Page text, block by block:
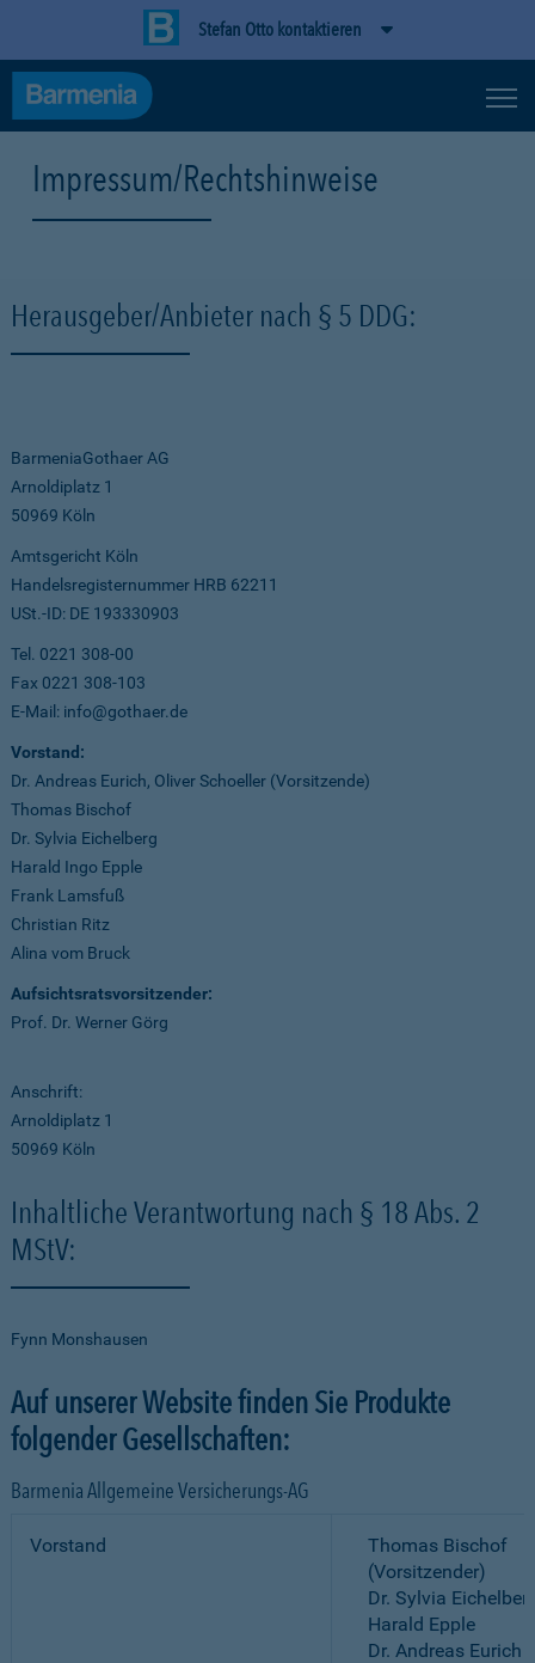
Stefan Otto kontaktieren
Impressum/Rechtshinweise
Herausgeber/Anbieter nach § 5 DDG:
BarmeniaGothaer AG
Arnoldiplatz 1
50969 Köln
Amtsgericht Köln
Handelsregisternummer HRB 62211
USt.-ID: DE 193330903
Tel. 0221 308-00
Fax 0221 308-103
E-Mail: info@gothaer.de
Vorstand:
Dr. Andreas Eurich, Oliver Schoeller (Vorsitzende)
Thomas Bischof
Dr. Sylvia Eichelberg
Harald Ingo Epple
Frank Lamsfuß
Christian Ritz
Alina vom Bruck
Aufsichtsratsvorsitzender:
Prof. Dr. Werner Görg
Anschrift:
Arnoldiplatz 1
50969 Köln
Inhaltliche Verantwortung nach § 18 Abs. 2
MStV:
Fynn Monshausen
Auf unserer Website finden Sie Produkte
folgender Gesellschaften:
Barmenia Allgemeine Versicherungs-AG
Vorstand
Thomas Bischof
(Vorsitzender)
Dr. Sylvia
Harald Epple
Dr. Andreas Eurich